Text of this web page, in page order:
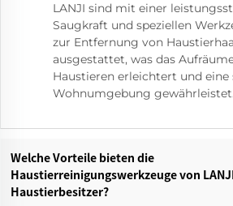
LANJI sind mit einer
Saugkraft und speziellen
zur Entfernung von
ausgestattet, was das
Haustieren erleichtert und eine
Wohnumgebung gewährleistet.
Welche Vorteile bieten die
Haustierreinigungswerkzeuge von
Haustierbesitzer?‌